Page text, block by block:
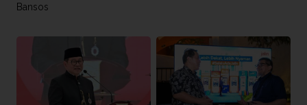
Bansos